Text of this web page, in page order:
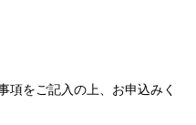
項をご記入の上、お申込みく